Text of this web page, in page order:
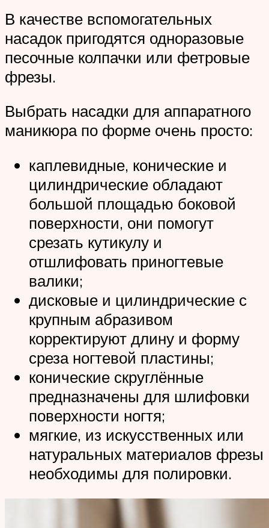
В качестве вспомогательных
насадок пригодятся одноразовые
песочные колпачки или фетровые
фрезы.
Выбрать насадки для аппаратного
маникюра по форме очень просто:
каплевидные, конические и
цилиндрические обладают
большой площадью боковой
поверхности, они помогут
срезать кутикулу и
отшлифовать приногтевые
валики;
дисковые и цилиндрические с
крупным абразивом
корректируют длину и форму
среза ногтевой пластины;
конические скруглённые
предназначены для шлифовки
поверхности ногтя;
мягкие, из искусственных или
натуральных материалов фрезы
необходимы для полировки.